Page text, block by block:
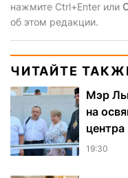
нажмите Ctrl+Enter или
об этом редакции.
ЧИТАЙТЕ
Мэр
на
центра
19:30